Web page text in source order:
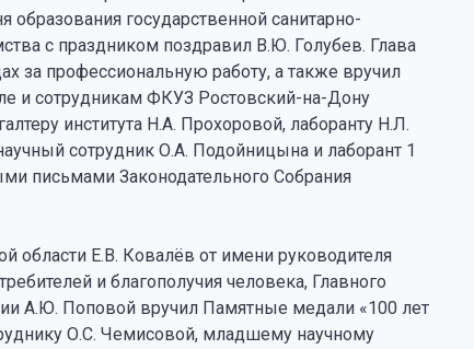
государственной санитарно-
с праздником поздравил В.Ю. Голубев. Глава
за профессиональную работу, а также вручил
и сотрудникам ФКУЗ Ростовский-на-Дону
института Н.А. Прохоровой, лаборанту Н.Л.
сотрудник О.А. Подойницына и лаборант 1
письмами Законодательного Собрания
области Е.В. Ковалёв от имени руководителя
и благополучия человека, Главного
А.Ю. Поповой вручил Памятные медали «100 лет
О.С. Чемисовой, младшему научному